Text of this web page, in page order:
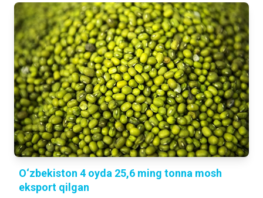
O‘zbekiston 4 oyda 25,6 ming tonna mosh
eksport qilgan